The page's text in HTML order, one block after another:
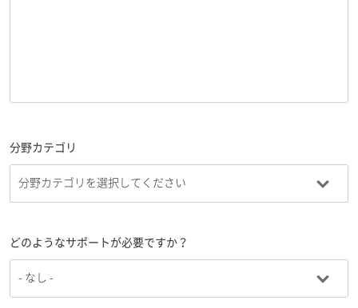
分野カテゴリ
どのようなサポートが必要ですか？